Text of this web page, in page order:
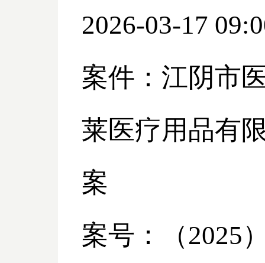
2026-03-17
案件：江阴市
莱医疗用品有
案
案号：（2025